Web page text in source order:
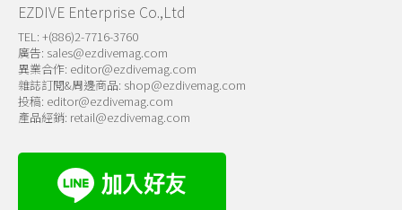
EZDIVE Enterprise Co.,Ltd
TEL: +(886)2-7716-3760
廣告: sales@ezdivemag.com
異業合作: editor@ezdivemag.com
雜誌訂閱&周邊商品: shop@ezdivemag.com
投稿: editor@ezdivemag.com
產品經銷: retail@ezdivemag.com